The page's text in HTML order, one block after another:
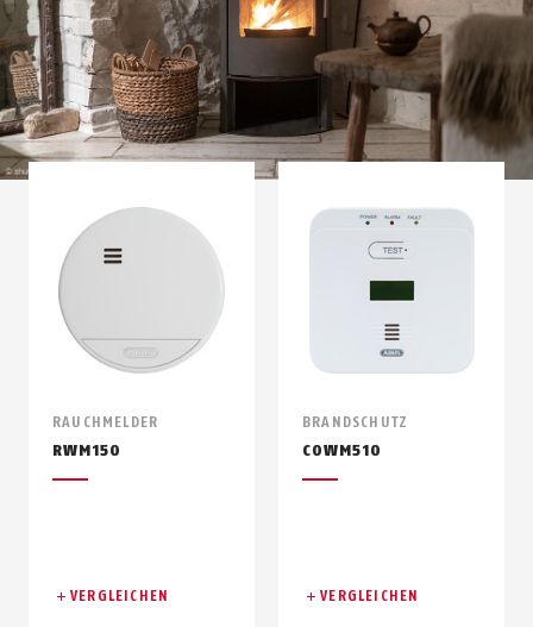
RAUCHMELDER
RWM150
VERGLEICHEN
BRANDSCHUTZ
COWM510
VERGLEICHEN